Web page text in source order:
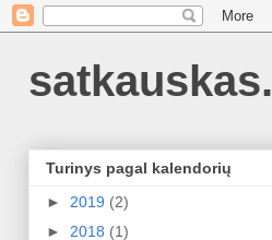
Turinys pagal kalendorių
► 2019 (2)
► 2018 (1)